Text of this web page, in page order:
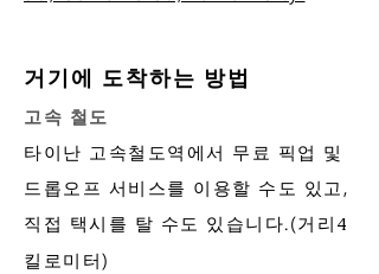
거기에 도착하는 방법
고속 철도
타이난 고속철도역에서 무료 픽업 및
드롭오프 서비스를 이용할 수도 있고,
직접 택시를 탈 수도 있습니다.(거리 4
킬로미터)